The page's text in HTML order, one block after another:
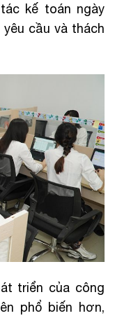
kế toán ngày
cầu và thách
triển của công
phổ biến hơn,